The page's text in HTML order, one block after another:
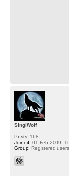
SinglWolf
Posts: 168
Joined: 01 Feb 2009,
Group: Registered users